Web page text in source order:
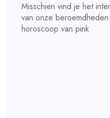
Misschien vind je het
van onze
horoscoop van pink